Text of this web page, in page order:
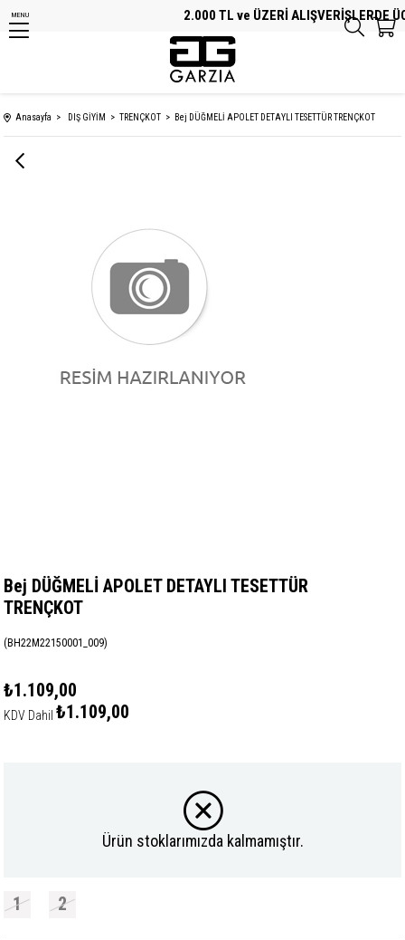
2.000 TL ve ÜZERİ ALIŞVERİŞLERDE
MENU
Anasayfa DIŞ GİYİM TRENÇKOT Bej DÜĞMELİ APOLET DETAYLI TESETTÜR TRENÇKOT
Bej DÜĞMELİ APOLET DETAYLI TESETTÜR
TRENÇKOT
(BH22M22150001_009)
₺1.109,00
KDV Dahil ₺1.109,00
Ürün stoklarımızda kalmamıştır.
1 2